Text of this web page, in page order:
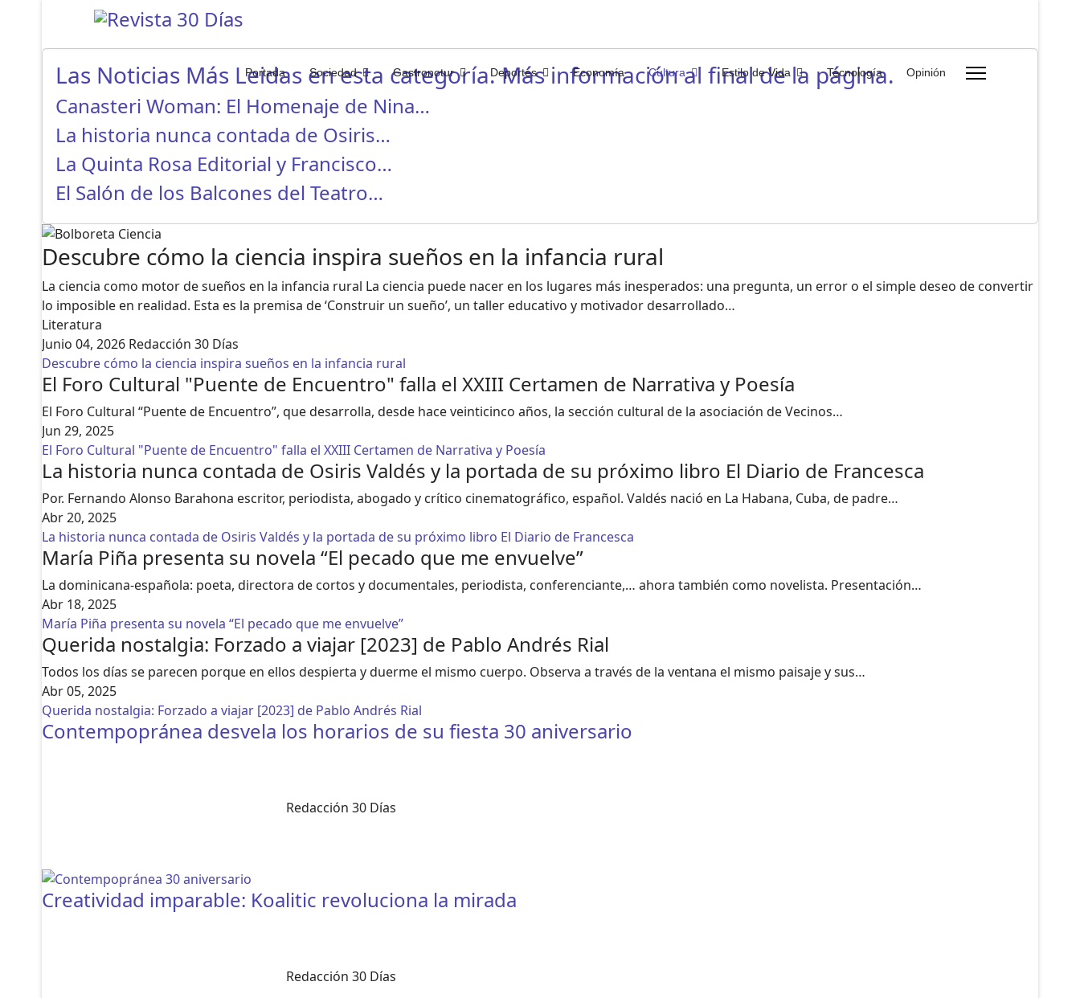
Portada Sociedad Gastronotur Deportes Economía Cultura Estilo de Vida Tecnología Opinión
Las Noticias Más Leidas en esta categoría. Más información al final de la página.
Canasteri Woman: El Homenaje de Nina…
La historia nunca contada de Osiris…
La Quinta Rosa Editorial y Francisco…
El Salón de los Balcones del Teatro…
Descubre cómo la ciencia inspira sueños en la infancia rural
La ciencia como motor de sueños en la infancia rural La ciencia puede nacer en los lugares más inesperados: una pregunta, un error o el simple deseo de convertir
lo imposible en realidad. Esta es la premisa de ‘Construir un sueño’, un taller educativo y motivador desarrollado…
Literatura
Junio 04, 2026 Redacción 30 Días
Descubre cómo la ciencia inspira sueños en la infancia rural
El Foro Cultural "Puente de Encuentro" falla el XXIII Certamen de Narrativa y Poesía
El Foro Cultural “Puente de Encuentro”, que desarrolla, desde hace veinticinco años, la sección cultural de la asociación de Vecinos…
Jun 29, 2025
El Foro Cultural "Puente de Encuentro" falla el XXIII Certamen de Narrativa y Poesía
La historia nunca contada de Osiris Valdés y la portada de su próximo libro El Diario de Francesca
Por. Fernando Alonso Barahona escritor, periodista, abogado y crítico cinematográfico, español. Valdés nació en La Habana, Cuba, de padre…
Abr 20, 2025
La historia nunca contada de Osiris Valdés y la portada de su próximo libro El Diario de Francesca
María Piña presenta su novela “El pecado que me envuelve”
La dominicana-española: poeta, directora de cortos y documentales, periodista, conferenciante,… ahora también como novelista. Presentación…
Abr 18, 2025
María Piña presenta su novela “El pecado que me envuelve”
Querida nostalgia: Forzado a viajar [2023] de Pablo Andrés Rial
Todos los días se parecen porque en ellos despierta y duerme el mismo cuerpo. Observa a través de la ventana el mismo paisaje y sus…
Abr 05, 2025
Querida nostalgia: Forzado a viajar [2023] de Pablo Andrés Rial
Contempopránea desvela los horarios de su fiesta 30 aniversario
Redacción 30 Días
Creatividad imparable: Koalitic revoluciona la mirada
Redacción 30 Días